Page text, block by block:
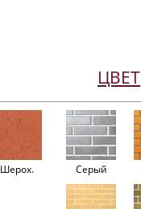
Шерох.
ЦВЕТ
Серый